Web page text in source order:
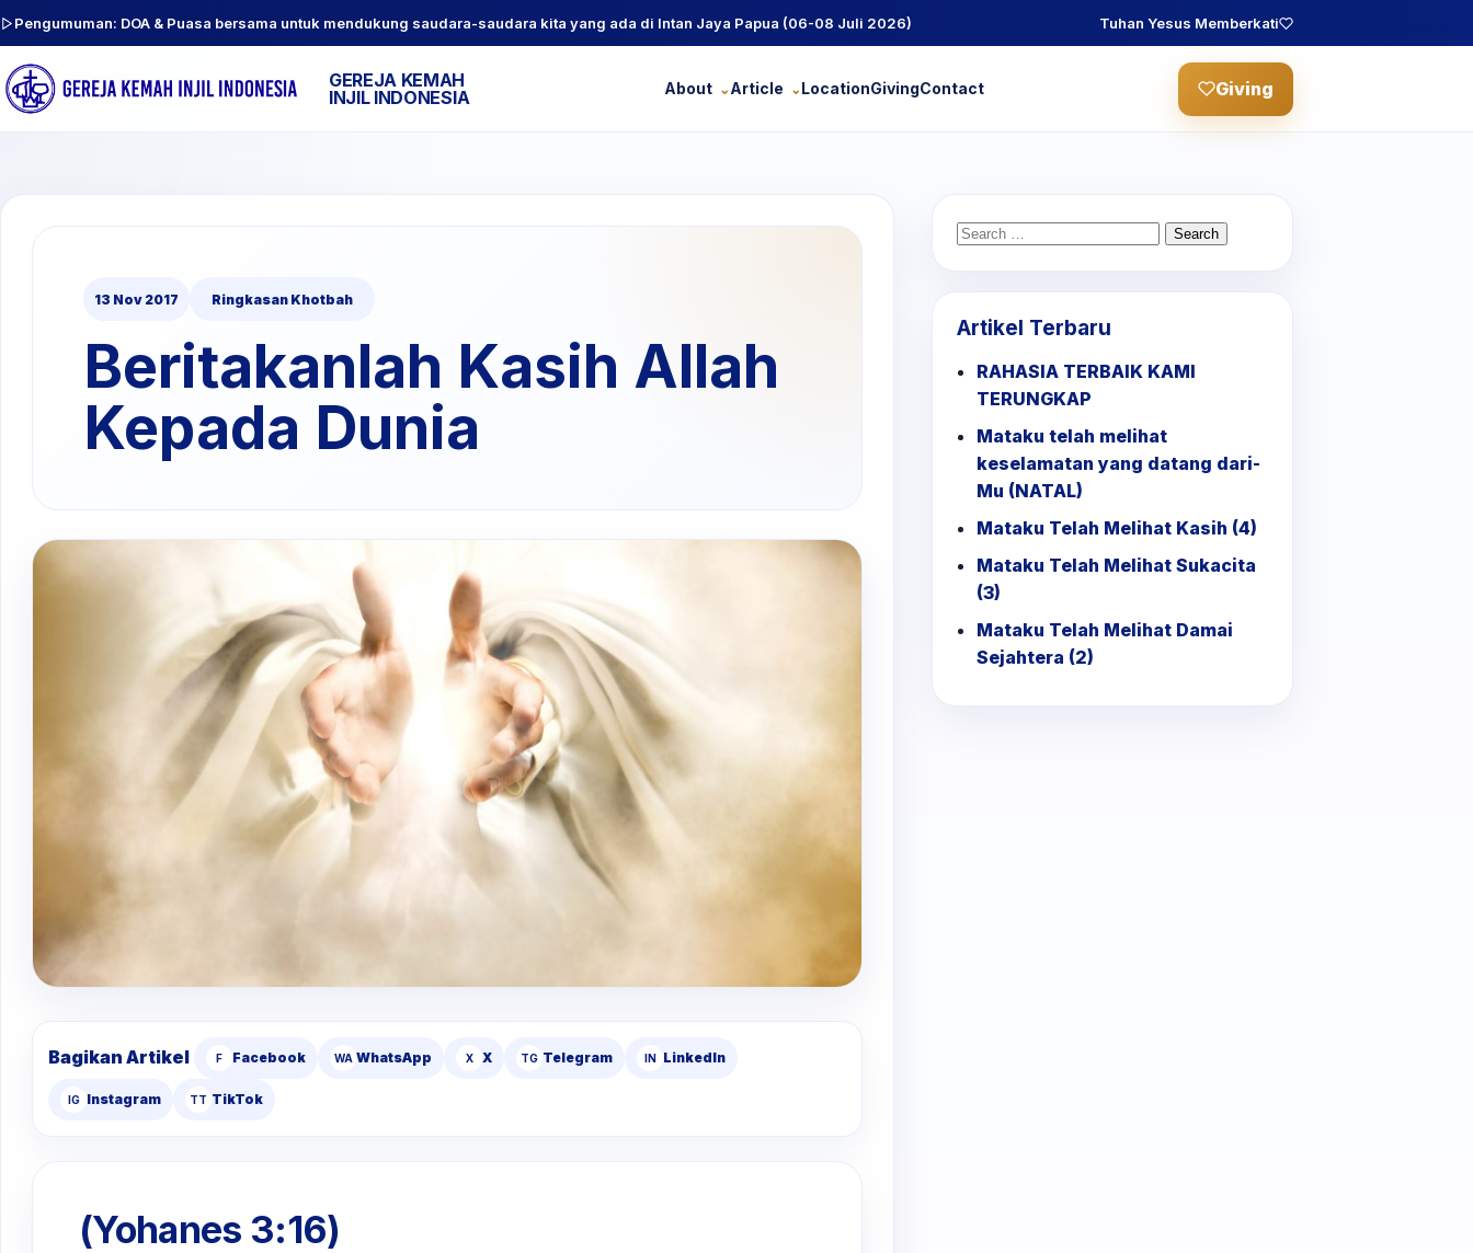
Pengumuman: DOA & Puasa bersama untuk mendukung saudara-saudara kita yang ada di Intan Jaya Papua (06-08 Juli 2026) Tuhan Yesus Memberkati
GEREJA KEMAH
INJIL INDONESIA
About Article LocationGivingContact Giving
13 Nov 2017 Ringkasan Khotbah
Beritakanlah Kasih Allah
Kepada Dunia
Bagikan Artikel F Facebook WA WhatsApp X X TG Telegram IN LinkedIn
IG Instagram TT TikTok
(Yohanes 3:16)
Search
Artikel Terbaru
RAHASIA TERBAIK KAMI
TERUNGKAP
Mataku telah melihat
keselamatan yang datang dari-
Mu (NATAL)
Mataku Telah Melihat Kasih (4)
Mataku Telah Melihat Sukacita
(3)
Mataku Telah Melihat Damai
Sejahtera (2)